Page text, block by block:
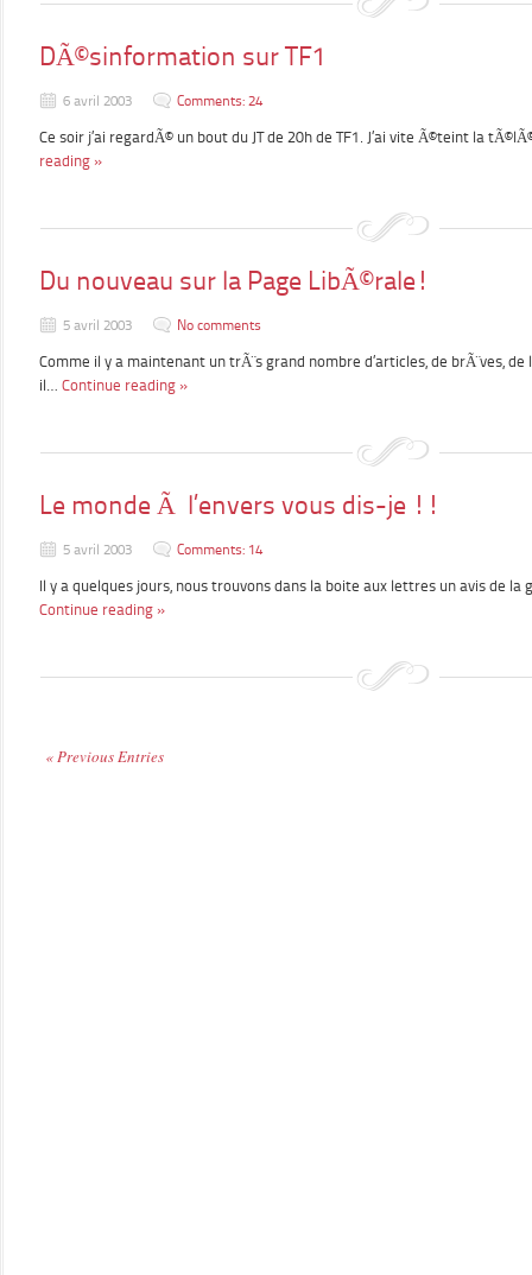
DÃ©sinformation sur TF1
6 avril 2003 Comments: 24
Ce soir j’ai regardÃ© un bout du JT de 20h de TF1. J’ai vite Ã©teint la
reading »
Du nouveau sur la Page LibÃ©rale!
5 avril 2003 No comments
Comme il y a maintenant un trÃ¨s grand nombre d’articles, de brÃ¨ves,
il… Continue reading »
Le monde Ã l’envers vous dis-je !!
5 avril 2003 Comments: 14
Il y a quelques jours, nous trouvons dans la boite aux lettres un avis de
Continue reading »
« Previous Entries